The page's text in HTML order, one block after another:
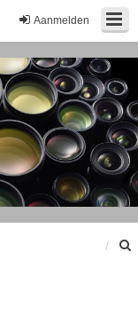
Aanmelden